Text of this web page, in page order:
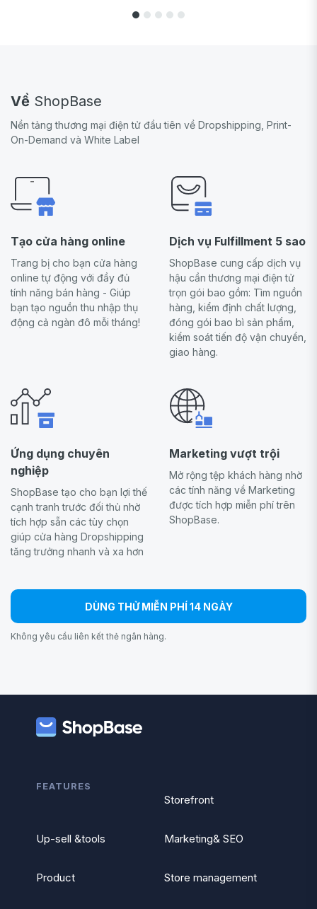
Về ShopBase
Nền tảng thương mại điện tử đầu tiên về Dropshipping, Print-
On-Demand và White Label
Tạo cửa hàng online
Trang bị cho bạn cửa hàng
online tự động với đầy đủ
tính năng bán hàng - Giúp
bạn tạo nguồn thu nhập thụ
động cả ngàn đô mỗi tháng!
Dịch vụ Fulfillment 5 sao
ShopBase cung cấp dịch vụ
hậu cần thương mại điện tử
trọn gói bao gồm: Tìm nguồn
hàng, kiểm định chất lượng,
đóng gói bao bì sản phẩm,
kiểm soát tiến độ vận chuyển,
giao hàng.
Ứng dụng chuyên
nghiệp
ShopBase tạo cho bạn lợi thế
cạnh tranh trước đối thủ nhờ
tích hợp sẵn các tùy chọn
giúp cửa hàng Dropshipping
tăng trưởng nhanh và xa hơn
Marketing vượt trội
Mở rộng tệp khách hàng nhờ
các tính năng về Marketing
được tích hợp miễn phí trên
ShopBase.
DÙNG THỬ MIỄN PHÍ 14 NGÀY
Không yêu cầu liên kết thẻ ngân hàng.
FEATURES
Storefront
Up-sell &tools Marketing& SEO
Product Store management